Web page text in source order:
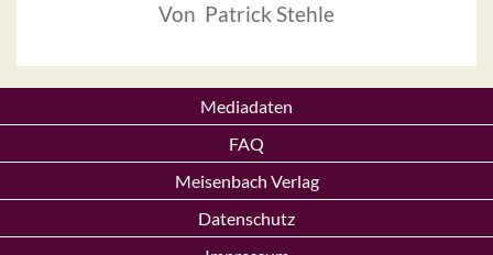
Von Patrick Stehle
Mediadaten
FAQ
Meisenbach Verlag
Datenschutz